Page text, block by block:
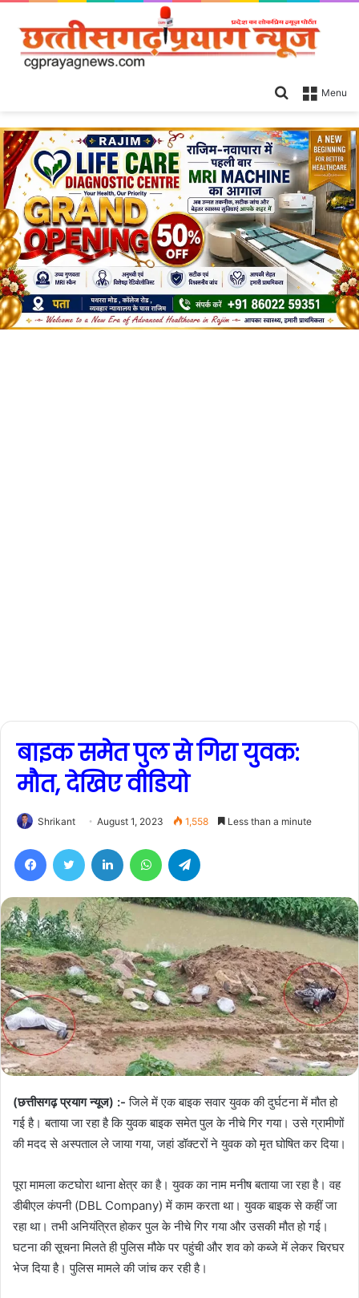
Menu
Search
बाइक समेत पुल से गिरा युवक:
मौत, देखिए वीडियो
Shrikant August 1, 2023 1,558 Less than a minute
(छत्तीसगढ़ प्रयाग न्यूज) :- जिले में एक बाइक सवार युवक की दुर्घटना में मौत हो
गई है। बताया जा रहा है कि युवक बाइक समेत पुल के नीचे गिर गया। उसे ग्रामीणों
की मदद से अस्पताल ले जाया गया, जहां डॉक्टरों ने युवक को मृत घोषित कर दिया।
पूरा मामला कटघोरा थाना क्षेत्र का है। युवक का नाम मनीष बताया जा रहा है। वह
डीबीएल कंपनी (DBL Company) में काम करता था। युवक बाइक से कहीं जा
रहा था। तभी अनियंत्रित होकर पुल के नीचे गिर गया और उसकी मौत हो गई।
घटना की सूचना मिलते ही पुलिस मौके पर पहुंची और शव को कब्जे में लेकर चिरघर
भेज दिया है। पुलिस मामले की जांच कर रही है।